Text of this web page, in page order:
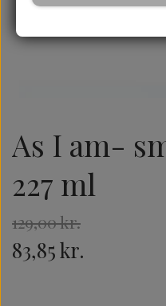
As I am-
227 ml
129,00 kr.
83,85 kr.